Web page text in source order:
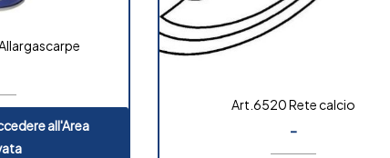
all'Area
Art.6520 Rete calcio
-